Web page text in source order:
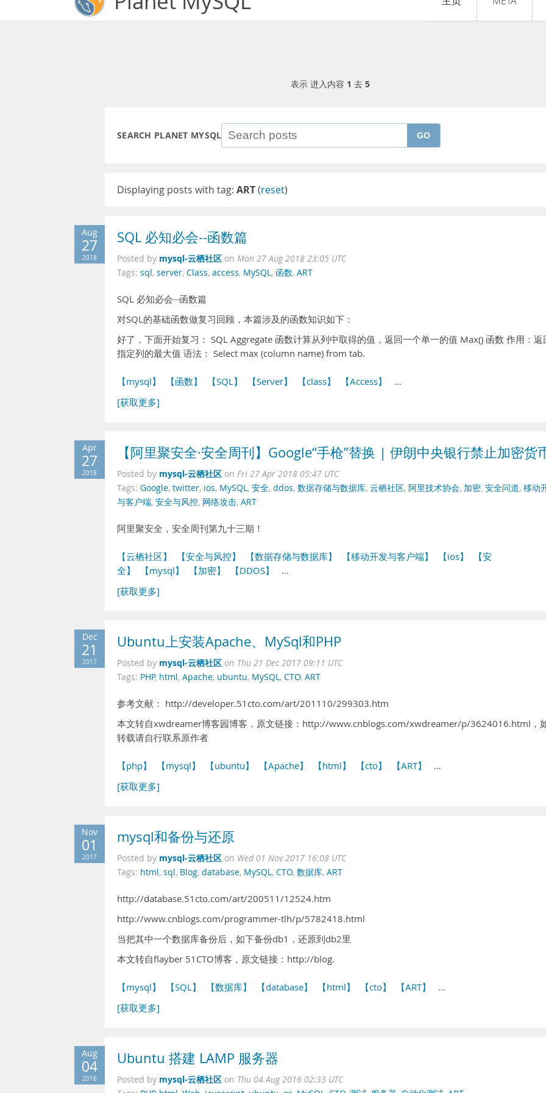
表示 进入内容 1 去 5
SEARCH PLANET MYSQL GO
Displaying posts with tag: ART(reset)
Aug
27
2018
SQL 必知必会--函数篇
Posted by mysql-云栖社区 on Mon 27 Aug 2018 23:05 UTC
Tags: sql, server, Class, access, MySQL, 函数, ART
SQL 必知必会--函数篇
对SQL的基础函数做复习回顾，本篇涉及的函数知识如下：
好了，下面开始复习： SQL Aggregate 函数计算从列中取得的值，返回一个单一的值 Max() 函数 作用：返
指定列的最大值 语法： Select max (column name) from tab.
【mysql】 【函数】 【SQL】 【Server】 【class】 【Access】
…
[获取更多]
Apr
27
2018
【阿里聚安全·安全周刊】Google“手枪”替换 | 伊朗中央银行禁止加密货
Posted by mysql-云栖社区 on Fri 27 Apr 2018 05:47 UTC
Tags: Google, twitter, ios, MySQL, 安全, ddos, 数据存储与数据库, 云栖社区, 阿里技术协会, 加密, 安全问道, 移动
与客户端, 安全与风控, 网络攻击, ART
阿里聚安全，安全周刊第九十三期！
【云栖社区】 【安全与风控】 【数据存储与数据库】 【移动开发与客户端】 【ios】
【安
全】
【mysql】 【加密】 【DDOS】
…
[获取更多]
Dec
21
2017
Ubuntu上安装Apache、MySql和PHP
Posted by mysql-云栖社区 on Thu 21 Dec 2017 09:11 UTC
Tags: PHP, html, Apache, ubuntu, MySQL, CTO, ART
参考文献： http://developer.51cto.com/art/201110/299303.htm
本文转自xwdreamer博客园博客，原文链接：http://www.cnblogs.com/xwdreamer/p/3624016.html，
转载请自行联系原作者
【php】 【mysql】 【ubuntu】 【Apache】 【html】 【cto】 【ART】
…
[获取更多]
Nov
01
2017
mysql和备份与还原
Posted by mysql-云栖社区 on Wed 01 Nov 2017 16:08 UTC
Tags: html, sql, Blog, database, MySQL, CTO, 数据库, ART
http://database.51cto.com/art/200511/12524.htm
http://www.cnblogs.com/programmer-tlh/p/5782418.html
当把其中一个数据库备份后，如下备份db1，还原到db2里
本文转自flayber 51CTO博客，原文链接：http://blog.
【mysql】 【SQL】 【数据库】 【database】 【html】 【cto】 【ART】
…
[获取更多]
Aug
04
2016
Ubuntu 搭建 LAMP 服务器
Posted by mysql-云栖社区 on Thu 04 Aug 2016 02:33 UTC